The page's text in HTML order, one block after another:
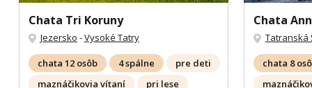
Chata Tri Koruny
Jezersko -Vysoké Tatry
chata 12 osôb 4 spálne
pre deti
maznáčikovia vítaní
pri lese
Chata
Tatranská
chata 8